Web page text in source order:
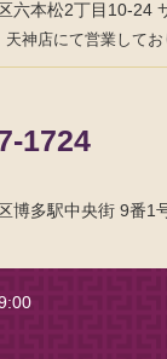
六本松2丁目10-24
神店にて営業してお
1724
博多駅中央街 9番1